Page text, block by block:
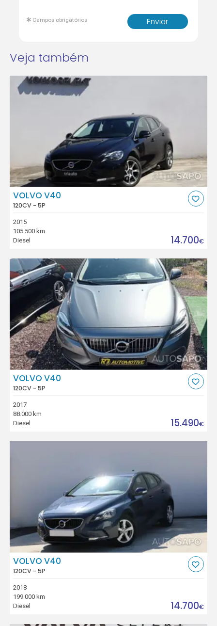
Enviar
Campos obrigatórios
Veja também
VOLVO V40
120CV - 5P
2015
105.500 km
Diesel
14.700€
VOLVO V40
120CV - 5P
2017
88.000 km
Diesel
15.490€
VOLVO V40
120CV - 5P
2018
199.000 km
Diesel
14.700€